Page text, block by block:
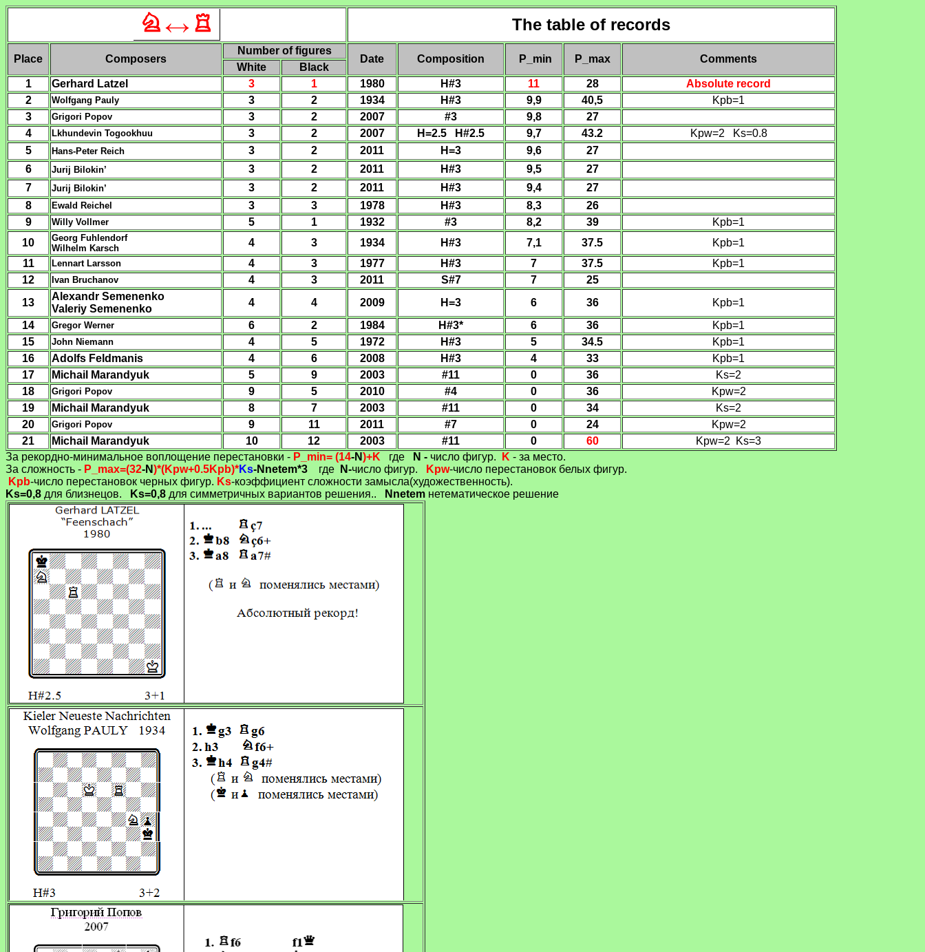
The table of records
Place Composers
Number of figures
Date Composition P _min P _max Comments
White
Black
1
Gerhard Latzel 3 1 1980 H#3 11 28
Absolute record
2
Wolfgang Pauly 3 2 1934 H#3 9,9 40,5
Kpb=1
3
Grigori Popov 3 2 2007 #3 9,8
27
4
Lkhundevin Togookhuu 3 2 2007 H=2.5 H#2.5 9,7 43.2 Kpw=2 Ks=0.8
5
Hans-Peter Reich 3 2 2011 H=3 9,6
27
6
Jurij Bilokin’ 3 2 2011 H#3 9,5
27
7
Jurij Bilokin’ 3 2 2011 H#3 9,4
27
8
Ewald Reichel 3 3 1978 H#3 8,3
26
9
Willy Vollmer 5 1 1932 #3 8,2 39
Kpb=1
10
Georg Fuhlendorf
Wilhelm Karsch
4 3 1934 H#3 7,1 37.5
Kpb=1
11
Lennart Larsson 4 3 1977 H#3 7 37.5
Kpb=1
12
Ivan Bruchanov 4 3 2011 S#7 7
25
13
Alexandr Semenenko
Valeriy Semenenko
4 4 2009 H=3 6 36
Kpb=1
14
Gregor Werner 6 2 1984 H#3* 6 36
Kpb=1
15
John Niemann 4 5 1972 H#3 5 34.5
Kpb=1
16
Adolfs Feldmanis 4 6 2008 H#3 4 33
Kpb=1
17
Michail Marandyuk 5 9 2003 #11 0 36 Ks=2
18
Grigori Popov 9 5 2010 #4 0 36 Kpw=2
19
Michail Marandyuk 8 7 2003 #11 0 34 Ks=2
20
Grigori Popov 9 11 2011 #7 0 24 Kpw=2
21
Michail Marandyuk 10 12 2003 #11 0 60 Kpw=2 Ks=3
За рекордно-минимальное воплощение перестановки - P _min= (14-N)+K где N - число фигур. K - за место.
За сложность - P _max=(32-N)*(Kpw+0.5Kpb)*Ks-Nnetem*3 где N-число фигур. Kpw-число перестановок белых фигур.
Kpb-число перестановок черных фигур. Ks-коэффициент сложности замысла(художественность).
Ks=0,8 для близнецов. Ks=0,8 для симметричных вариантов решения.. Nnetem нетематическое решение